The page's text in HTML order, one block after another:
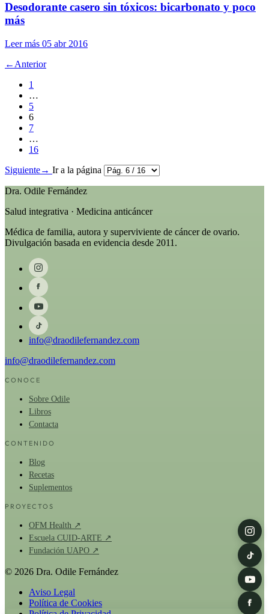
Desodorante casero sin tóxicos: bicarbonato y poco
más
Leer más 05 abr 2016
← Anterior
1
…
5
6
7
…
16
Siguiente→ Ir a la página
Dra. Odile Fernández
Salud integrativa · Medicina anticáncer
Médica de familia, autora y superviviente de cáncer de ovario.
Divulgación basada en evidencia desde 2011.
info@draodilefernandez.com
info@draodilefernandez.com
CONOCE
Sobre Odile
Libros
Contacta
CONTENIDO
Blog
Recetas
Suplementos
PROYECTOS
OFM Health ↗
Escuela CUID-ARTE ↗
Fundación UAPO ↗
© 2026 Dra. Odile Fernández
Aviso Legal
Política de Cookies